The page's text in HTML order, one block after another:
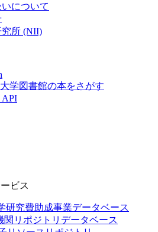
について
究所 (NII)
学図書館の本をさがす
API
ビス
研究費助成事業データベース
関リポジトリデータベース